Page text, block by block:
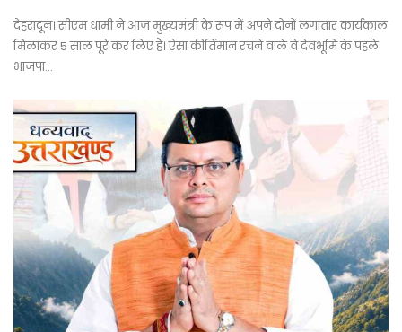
देहरादून। सीएम धामी ने आज मुख्यमंत्री के रूप में अपने दोनों लगातार कार्यकाल
मिलाकर 5 साल पूरे कर लिए हैं। ऐसा कीर्तिमान रचने वाले वे देवभूमि के पहले
भाजपा…